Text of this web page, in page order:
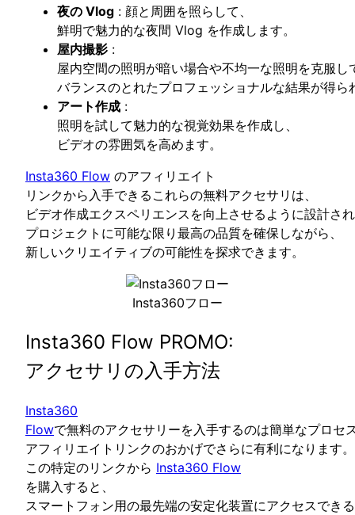
夜の Vlog : 顔と周囲を照らして、
鮮明で魅力的な夜間 Vlog を作成します。
屋内撮影 :
屋内空間の照明が暗い場合や不均一な照明を克服し
バランスのとれたプロフェッショナルな結果が得ら
アート作成 :
照明を試して魅力的な視覚効果を作成し、
ビデオの雰囲気を高めます。
Insta360 Flow のアフィリエイト
リンクから入手できるこれらの無料アクセサリは、
ビデオ作成エクスペリエンスを向上させるように設計さ
プロジェクトに可能な限り最高の品質を確保しながら、
新しいクリエイティブの可能性を探求できます。
Insta360フロー
Insta360 Flow PROMO:
アクセサリの入手方法
Insta360
Flowで無料のアクセサリーを入手するのは簡単なプロセ
アフィリエイトリンクのおかげでさらに有利になります。
この特定のリンクから Insta360 Flow
を購入すると、
スマートフォン用の最先端の安定化装置にアクセスでき